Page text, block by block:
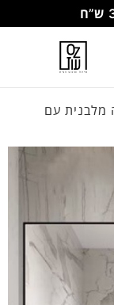
מלבנית עם